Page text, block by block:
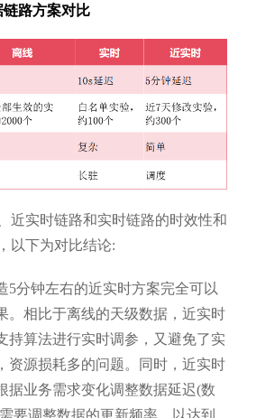
路方案对比
近实时链路和实时链路的时效性和
以下为对比结论:
5分钟左右的近实时方案完全可以
。相比于离线的天级数据，近实时
持算法进行实时调参，又避免了实
资源损耗多的问题。同时，近实时
据业务需求变化调整数据延迟(数
要调整数据的更新频率，以达到